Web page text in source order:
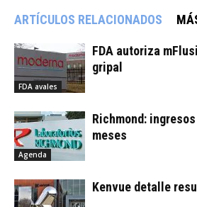
ARTÍCULOS RELACIONADOS
FDA avales
FDA autoriza
gripal
Agenda
Richmond:
meses
Kenvue detalle